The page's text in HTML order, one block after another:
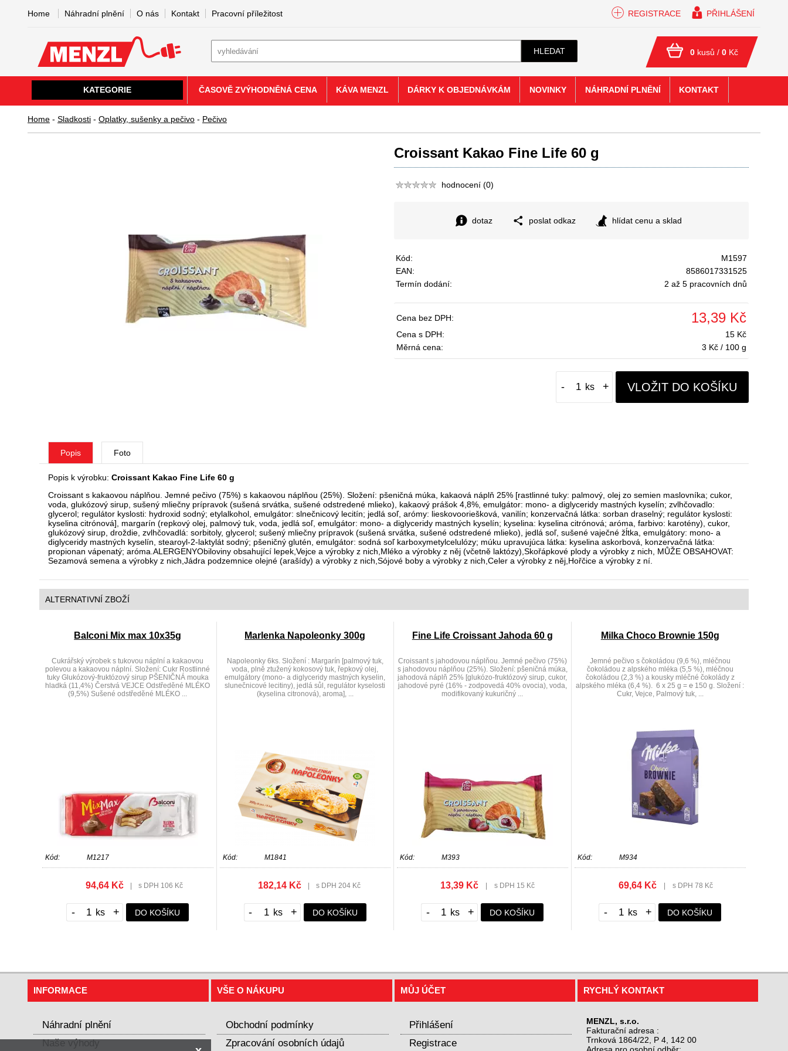
Home - Sladkosti - Oplatky, sušenky a pečivo - Pečivo
Croissant Kakao Fine Life 60 g
hodnocení (0)
dotaz poslat odkaz hlídat cenu a sklad
Kód:
M1597
EAN:
8586017331525
Termín dodání:
2 až 5 pracovních dnů
Cena bez DPH: 13,39 Kč
Cena s DPH:
15 Kč
Měrná cena:
3 Kč / 100 g
- + VLOŽIT DO KOŠÍKU
Popis Foto
Popis k výrobku: Croissant Kakao Fine Life 60 g
Croissant s kakaovou náplňou. Jemné pečivo (75%) s kakaovou náplňou (25%). Složení: pšeničná múka, kakaová náplň 25% [rastlinné tuky: palmový, olej zo semien maslovníka; cukor,
voda, glukózový sirup, sušený mliečny prípravok (sušená srvátka, sušené odstredené mlieko), kakaový prášok 4,8%, emulgátor: mono- a diglyceridy mastných kyselín; zvlhčovadlo:
glycerol; regulátor kyslosti: hydroxid sodný; etylalkohol, emulgátor: slnečnicový lecitín; jedlá soľ, arómy: lieskovooriešková, vanilín; konzervačná látka: sorban draselný; regulátor kyslosti:
kyselina citrónová], margarín (repkový olej, palmový tuk, voda, jedlá soľ, emulgátor: mono- a diglyceridy mastných kyselín; kyselina: kyselina citrónová; aróma, farbivo: karotény), cukor,
glukózový sirup, droždie, zvlhčovadlá: sorbitoly, glycerol; sušený mliečny prípravok (sušená srvátka, sušené odstredené mlieko), jedlá soľ, sušené vaječné žĺtka, emulgátory: mono- a
diglyceridy mastných kyselín, stearoyl-2-laktylát sodný; pšeničný glutén, emulgátor: sodná soľ karboxymetylcelulózy; múku upravujúca látka: kyselina askorbová, konzervačná látka:
propionan vápenatý; aróma.ALERGENYObiloviny obsahující lepek,Vejce a výrobky z nich,Mléko a výrobky z něj (včetně laktózy),Skořápkové plody a výrobky z nich, MŮŽE OBSAHOVAT:
Sezamová semena a výrobky z nich,Jádra podzemnice olejné (arašídy) a výrobky z nich,Sójové boby a výrobky z nich,Celer a výrobky z něj,Hořčice a výrobky z ní.
ALTERNATIVNÍ ZBOŽÍ
Balconi Mix max 10x35g
Cukrářský výrobek s tukovou náplní a kakaovou
polevou a kakaovou náplní. Složení: Cukr Rostlinné
tuky Glukózový-fruktózový sirup PŠENIČNÁ mouka
hladká (11,4%) Čerstvá VEJCE Odstředěné MLÉKO
(9,5%) Sušené odstředěné MLÉKO ...
Kód: M1217
94,64 Kč s DPH 106 Kč
- + DO KOŠÍKU
Marlenka Napoleonky 300g
Napoleonky 6ks. Složení : Margarín [palmový tuk,
voda, plně ztužený kokosový tuk, řepkový olej,
emulgátory (mono- a diglyceridy mastných kyselin,
slunečnicové lecitiny), jedlá sůl, regulátor kyselosti
(kyselina citronová), aroma], ...
Kód: M1841
182,14 Kč s DPH 204 Kč
- + DO KOŠÍKU
Fine Life Croissant Jahoda 60 g
Croissant s jahodovou náplňou. Jemné pečivo (75%)
s jahodovou náplňou (25%). Složení: pšeničná múka,
jahodová náplň 25% [glukózo-fruktózový sirup, cukor,
jahodové pyré (16% - zodpovedá 40% ovocia), voda,
modifikovaný kukuričný ...
Kód: M393
13,39 Kč s DPH 15 Kč
- + DO KOŠÍKU
Milka Choco Brownie 150g
Jemné pečivo s čokoládou (9,6 %), mléčnou
čokoládou z alpského mléka (5,5 %), mléčnou
čokoládou (2,3 %) a kousky mléčné čokolády z
alpského mléka (6,4 %). 6 x 25 g = ℮ 150 g. Složení :
Cukr, Vejce, Palmový tuk, ...
Kód: M934
69,64 Kč s DPH 78 Kč
- + DO KOŠÍKU
Home Náhradní plnění O nás Kontakt Pracovní příležitost REGISTRACE PŘIHLÁŠENÍ
HLEDAT 0 kusů /0 Kč
INFORMACE
Náhradní plnění
Naše výhody
VŠE O NÁKUPU
Obchodní podmínky
Zpracování osobních údajů
MŮJ ÚČET
Přihlášení
Registrace
RYCHLÝ KONTAKT
MENZL, s.r.o.
Fakturační adresa :
Trnková 1864/22, P 4, 142 00
KATEGORIE ČASOVĚ ZVÝHODNĚNÁ CENA KÁVA MENZL DÁRKY K OBJEDNÁVKÁM NOVINKY NÁHRADNÍ PLNĚNÍ KONTAKT